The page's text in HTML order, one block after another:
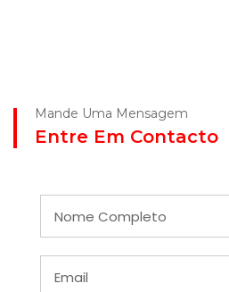
Mande Uma Mensagem
Entre Em Contacto